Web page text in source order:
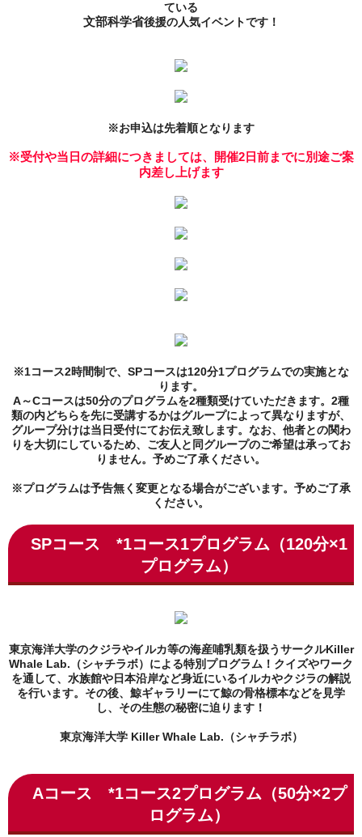
ている
文部科学省後援の人気イベントです！
※お申込は先着順となります
※受付や当日の詳細につきましては、開催2日前までに別途ご案
内差し上げます
※1コース2時間制で、 SPコースは120分1プログラムでの実施とな
ります。
A～Cコースは50分のプログラムを2種類受けていただきます。2種
類の内どちらを先に受講するかはグループによって異なりますが、
グループ分けは当日受付にてお伝え致します。なお、他者との関わ
りを大切にしているため、ご友人と同グループのご希望は承ってお
りません。予めご了承ください。
※プログラムは予告無く変更となる場合がございます。予めご了承
ください。
SPコース *1コース1プログラム（120分×1
プログラム）
東京海洋大学のクジラやイルカ等の海産哺乳類を扱うサークルKiller
Whale Lab.（シャチラボ）による特別プログラム！クイズやワーク
を通して、水族館や日本沿岸など身近にいるイルカやクジラの解説
を行います。その後、鯨ギャラリーにて鯨の骨格標本などを見学
し、その生態の秘密に迫ります！
東京海洋大学 Killer Whale Lab.（シャチラボ）
Aコース *1コース2プログラム（50分×2プ
ログラム）